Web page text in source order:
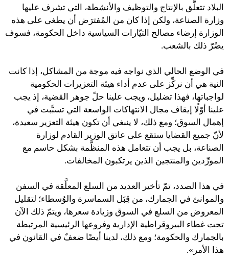
البلاد تتعلَّق بالإنتاج والتوظيف والأنشطة، التي تشرف عليها
وزارة الصناعة، ولكن إذا كان من المُفترَض أن يطغى على هذه
الوزارة إرضاء مصالح التيّارات السياسية داخل الحكومة، فسوف
يضُرّ ذلك بالشعب.
في الوضع الحالي الذي نواجه فيه موجة من المشاكل، إذا كانت
النية هي أن نركِّز على عدم أداء هيئة التعزيرات الحكومية
لواجباتها، فهذا تضليل، ويجب علينا حلّ جوهر القضية، إذ يجب
علينا أوّلًا إيقاف مجال الانتهاكات الواسعة التي تسبَّبت في
إهمال السوق؛ ومع ذلك، لا ينبغي أن تكون هيئة التعزير سعيدة،
لأنّ جميع القضايا ستقع على عاتق الوزير القادم لوزارة
الصناعة، بل يجب أن تتعامل هذه المنظَّمة بشكل حاسم مع
المورِّدين والمنتجين الذين يرتكبون المخالفات.
في هذا الصدد، تمّ تأخير العديد من السلع المعلَّقة في السفن
والموانئ في الجمارك، من قِبَل السماسرة والوُسطاء؛ لتقليل
المعروض من السلع في السوق وزيادة سعرها، ويتمّ ذلك الآن
تحت غطاء البيروقراطية الإدارية وفروعها الرئيسية المرتبطة
بالجمارك والحكومة؛ ومع ذلك، لدينا أيضًا ضعفٌ في القانون في
هذا الأمر».